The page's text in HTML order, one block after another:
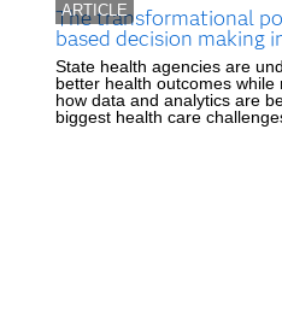
ARTICLE
The transformational
based decision making
State health agencies are
better health outcomes while
how data and analytics are
biggest health care